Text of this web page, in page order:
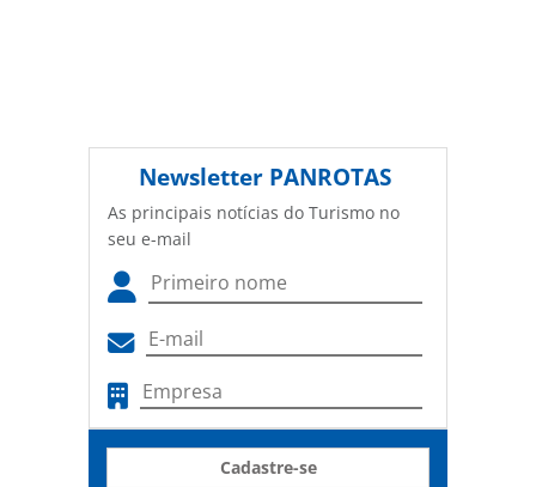
Newsletter PANROTAS
As principais notícias do Turismo no
seu e-mail
Cadastre-se